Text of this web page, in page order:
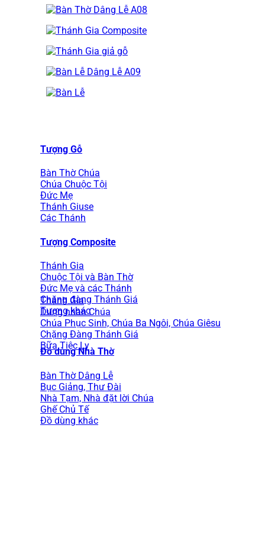
Tượng Gỗ
Bàn Thờ Chúa
Chúa Chuộc Tội
Đức Mẹ
Thánh Giuse
Các Thánh
Tượng Composite
Thánh Gia
Chuộc Tội và Bàn Thờ
Đức Mẹ và các Thánh
Chặng đàng Thánh Giá
Tượng khác
Thánh Gia
Dung nhan Chúa
Chúa Phục Sinh, Chúa Ba Ngôi, Chúa Giêsu
Chặng Đàng Thánh Giá
Bữa Tiệc Ly
Đồ dùng Nhà Thờ
Bàn Thờ Dâng Lễ
Bục Giảng, Thư Đài
Nhà Tạm, Nhà đặt lời Chúa
Ghế Chủ Tế
Đồ dùng khác